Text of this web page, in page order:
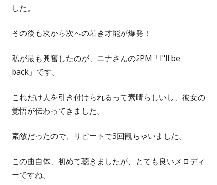
した。
その後も次から次への若き才能が爆発！
私が最も興奮したのが、ニナさんの2PM「I"ll be
back」です。
これだけ人を引き付けられるって素晴らしいし、彼女の
覚悟が伝わってきました。
素敵だったので、リピートで3回観ちゃいました。
この曲自体、初めて聴きましたが、とても良いメロディ
ーですね。